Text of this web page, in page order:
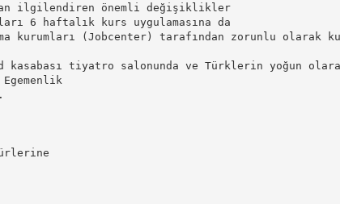
ilgilendiren önemli değişiklikler
6 haftalık kurs uygulamasına da
(Jobcenter) tarafından zorunlu olarak
kasabası tiyatro salonunda ve Türklerin yoğun